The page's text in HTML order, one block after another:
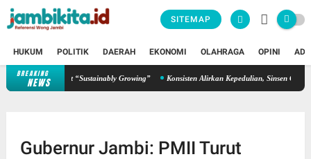
SITEMAP
HUKUM POLITIK DAERAH EKONOMI OLAHRAGA OPINI
BREAKING
NEWS
Semangat “Sustainably Growing” Konsisten Alirkan Kepedulian, Sinsen Gelar
Gubernur Jambi: PMII Turut